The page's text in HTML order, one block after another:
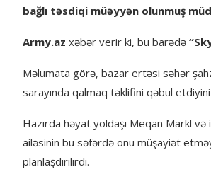
bağlı təsdiqi müəyyən olunmuş
Army.az xəbər verir ki, bu barədə
Məlumata görə, bazar ertəsi səhər
sarayında qalmaq təklifini qəbul etdiyini
Hazırda həyat yoldaşı Meqan Markl
ailəsinin bu səfərdə onu müşayiət
planlaşdırılırdı.